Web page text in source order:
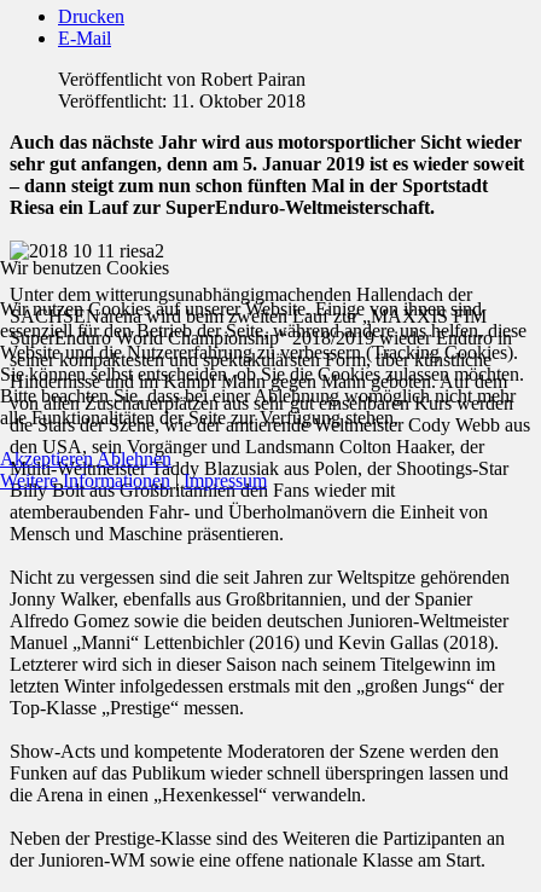
Drucken
E-Mail
Veröffentlicht von Robert Pairan
Veröffentlicht: 11. Oktober 2018
Auch das nächste Jahr wird aus motorsportlicher Sicht wieder
sehr gut anfangen, denn am 5. Januar 2019 ist es wieder soweit
– dann steigt zum nun schon fünften Mal in der Sportstadt
Riesa ein Lauf zur SuperEnduro-Weltmeisterschaft.
Unter dem witterungsunabhängigmachenden Hallendach der
SACHSENarena wird beim zweiten Lauf zur „MAXXIS FIM
SuperEnduro World Championship“ 2018/2019 wieder Enduro in
seiner kompaktesten und spektakulärsten Form, über künstliche
Hindernisse und im Kampf Mann gegen Mann geboten. Auf dem
von allen Zuschauerplätzen aus sehr gut einsehbaren Kurs werden
die Stars der Szene, wie der amtierende Weltmeister Cody Webb aus
den USA, sein Vorgänger und Landsmann Colton Haaker, der
Multi-Weltmeister Taddy Blazusiak aus Polen, der Shootings-Star
Billy Bolt aus Großbritannien den Fans wieder mit
atemberaubenden Fahr- und Überholmanövern die Einheit von
Mensch und Maschine präsentieren.
Nicht zu vergessen sind die seit Jahren zur Weltspitze gehörenden
Jonny Walker, ebenfalls aus Großbritannien, und der Spanier
Alfredo Gomez sowie die beiden deutschen Junioren-Weltmeister
Manuel „Manni“ Lettenbichler (2016) und Kevin Gallas (2018).
Letzterer wird sich in dieser Saison nach seinem Titelgewinn im
letzten Winter infolgedessen erstmals mit den „großen Jungs“ der
Top-Klasse „Prestige“ messen.
Show-Acts und kompetente Moderatoren der Szene werden den
Funken auf das Publikum wieder schnell überspringen lassen und
die Arena in einen „Hexenkessel“ verwandeln.
Neben der Prestige-Klasse sind des Weiteren die Partizipanten an
der Junioren-WM sowie eine offene nationale Klasse am Start.
Wir benutzen Cookies
Wir nutzen Cookies auf unserer Website. Einige von ihnen sind
essenziell für den Betrieb der Seite, während andere uns helfen, diese
Website und die Nutzererfahrung zu verbessern (Tracking Cookies).
Sie können selbst entscheiden, ob Sie die Cookies zulassen möchten.
Bitte beachten Sie, dass bei einer Ablehnung womöglich nicht mehr
alle Funktionalitäten der Seite zur Verfügung stehen.
AkzeptierenAblehnen
Weitere Informationen|Impressum